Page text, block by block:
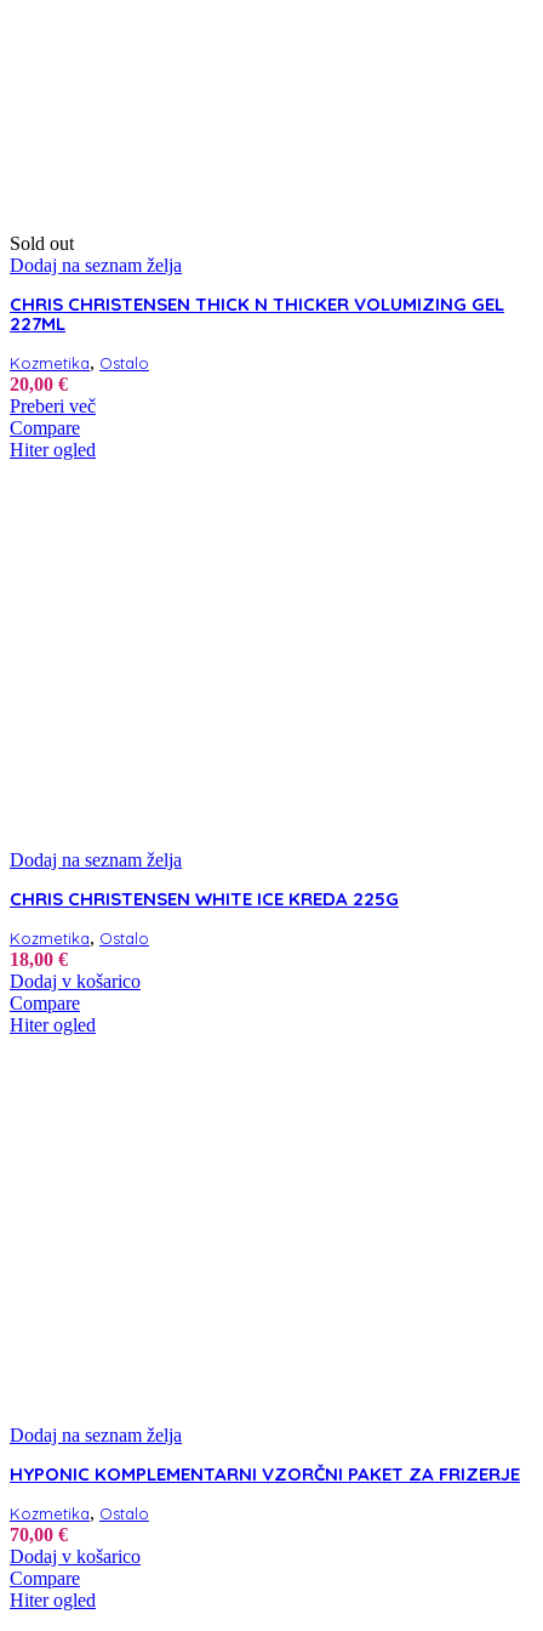
Sold out
Dodaj na seznam želja
CHRIS CHRISTENSEN THICK N THICKER VOLUMIZING GEL
227ML
Kozmetika, Ostalo
20,00 €
Preberi več
Compare
Hiter ogled
Dodaj na seznam želja
CHRIS CHRISTENSEN WHITE ICE KREDA 225G
Kozmetika, Ostalo
18,00 €
Dodaj v košarico
Compare
Hiter ogled
Dodaj na seznam želja
HYPONIC KOMPLEMENTARNI VZORČNI PAKET ZA FRIZERJE
Kozmetika, Ostalo
70,00 €
Dodaj v košarico
Compare
Hiter ogled